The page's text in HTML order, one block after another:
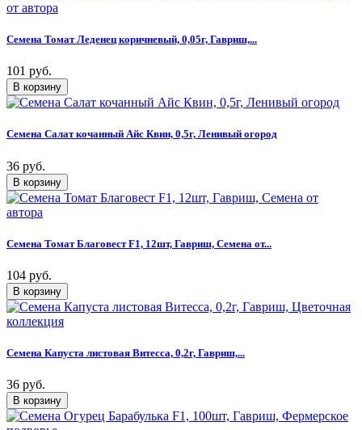
Семена Томат Леденец коричневый, 0,05г, Гавриш,...
101 руб.
Семена Салат кочанный Айс Квин, 0,5г, Ленивый огород
36 руб.
Семена Томат Благовест F1, 12шт, Гавриш, Семена от...
104 руб.
Семена Капуста листовая Витесса, 0,2г, Гавриш,...
36 руб.